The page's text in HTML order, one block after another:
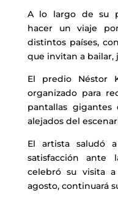
A lo largo de su
hacer un viaje
distintos países,
que invitan a bailar,
El predio Néstor
organizado para
pantallas
alejados del
El artista saludó
satisfacción ante
celebró su visita
agosto, continuará